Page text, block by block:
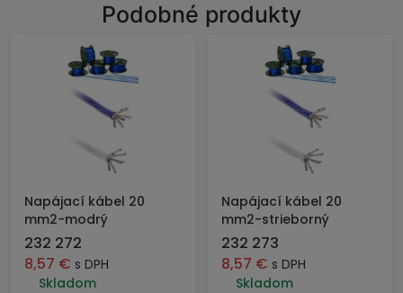
Podobné produkty
Napájací kábel 20
mm2-modrý
232 272
8,57 € s DPH
Skladom
Napájací kábel 20
mm2-strieborný
232 273
8,57 € s DPH
Skladom